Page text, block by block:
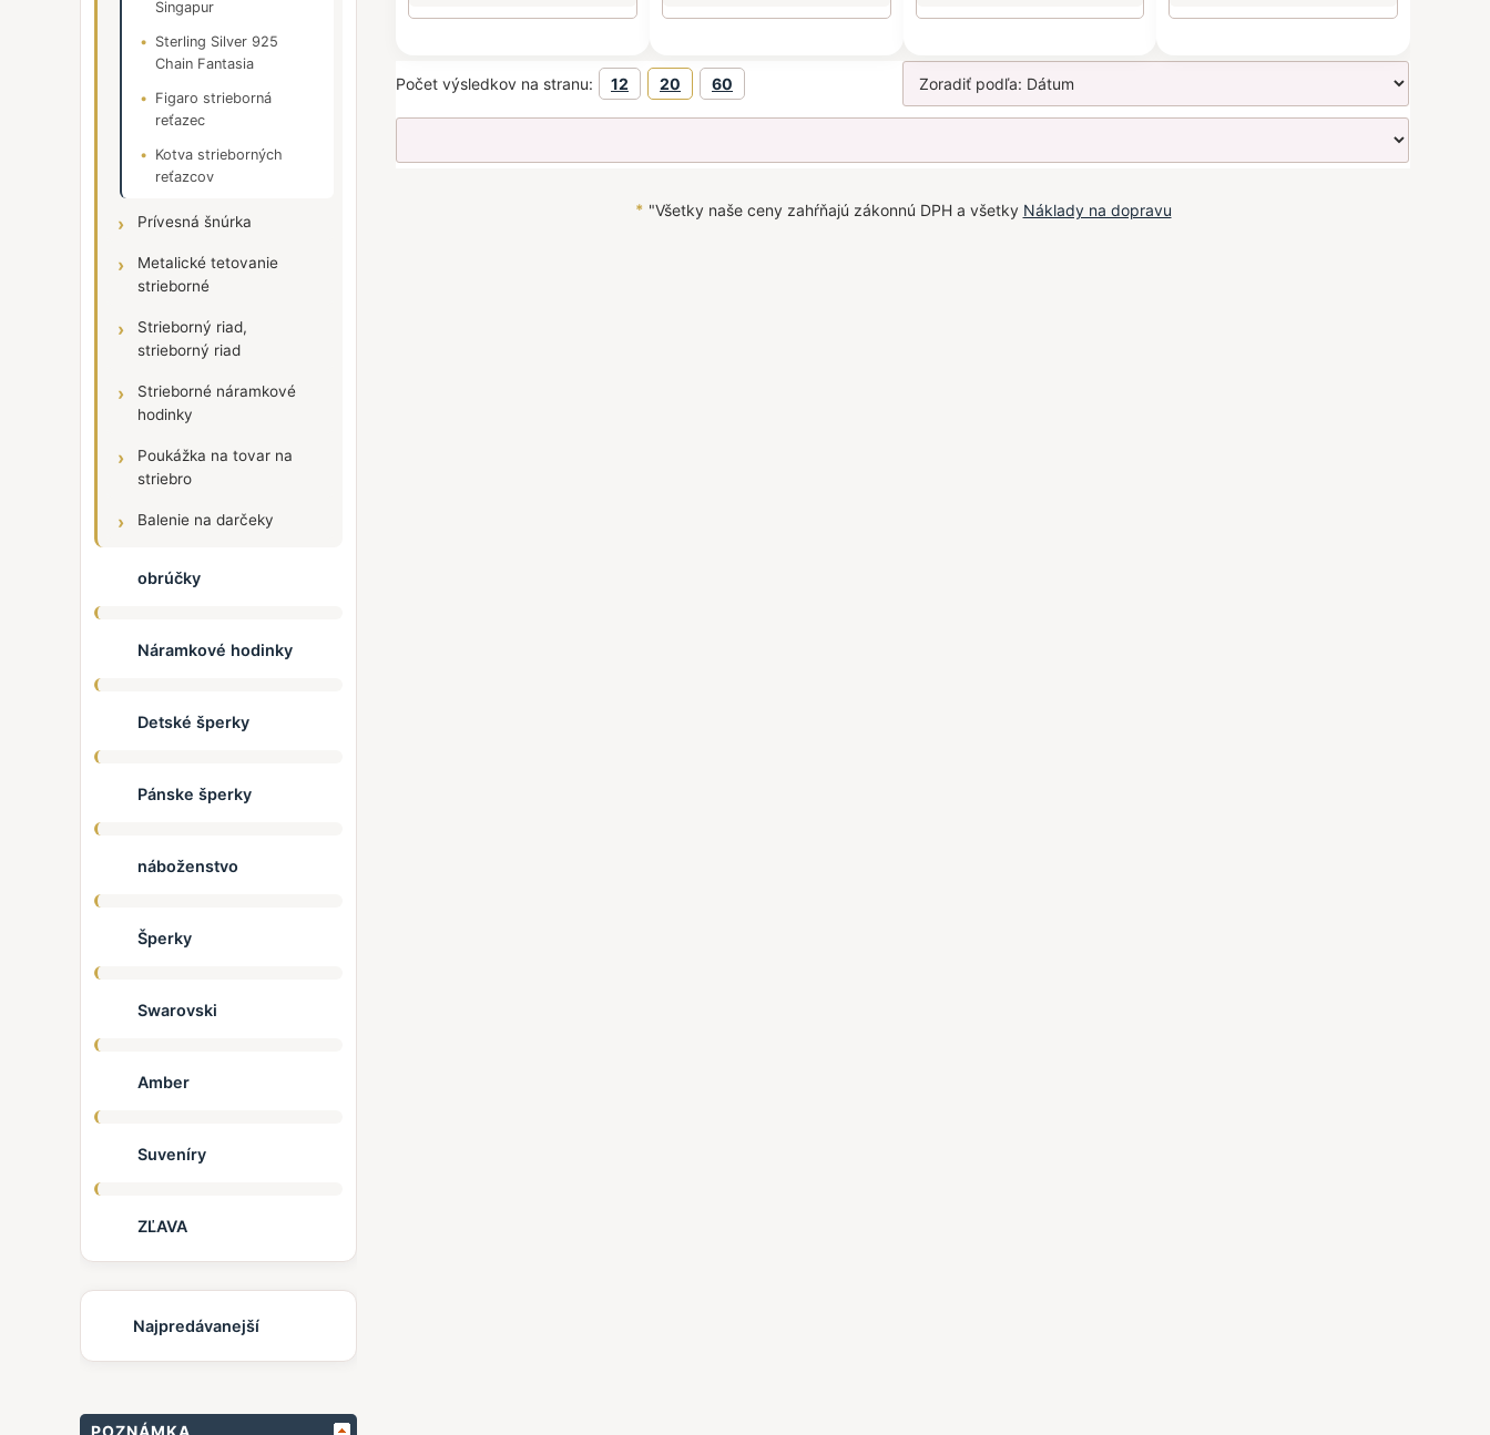
Singapur
Sterling Silver 925
Chain Fantasia
Figaro strieborná
reťazec
Kotva strieborných
reťazcov
Prívesná šnúrka
Metalické tetovanie
strieborné
Strieborný riad,
strieborný riad
Strieborné náramkové
hodinky
Poukážka na tovar na
striebro
Balenie na darčeky
obrúčky
Náramkové hodinky
Detské šperky
Pánske šperky
náboženstvo
Šperky
Swarovski
Amber
Suveníry
ZĽAVA
Najpredávanejší
POZNÁMKA
Počet výsledkov na stranu: 12 20 60
* "Všetky naše ceny zahŕňajú zákonnú DPH a všetky Náklady na dopravu